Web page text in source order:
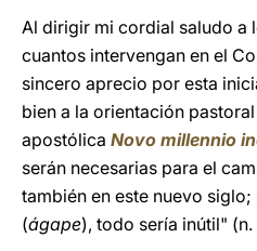
Al dirigir mi cordial saludo a
cuantos intervengan en el
sincero aprecio por esta
bien a la orientación
apostólica Novo millennio
serán necesarias para el
también en este nuevo
(ágape), todo sería inútil"